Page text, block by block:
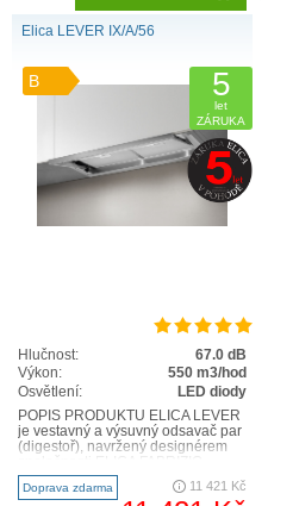
Elica LEVER IX/A/56
B 5
let
ZÁRUKA
Hlučnost:
67.0 dB
Výkon:
550 m3/hod
Osvětlení:
LED diody
POPIS PRODUKTU ELICA LEVER
je vestavný a výsuvný odsavač par
(digestoř), navržený designérem
CRISA, který měl být oficiá..
Doprava zdarma 11 421 Kč